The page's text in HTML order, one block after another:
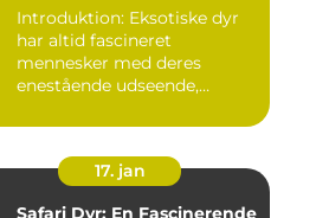
Introduktion: Eksotiske dyr
har altid fascineret
mennesker med deres
enestående udseende,
17. jan
Safari Dyr: En Fascinerende